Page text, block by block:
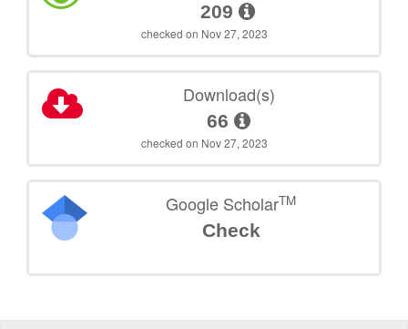
209
checked on Nov 27, 2023
Download(s)
66
checked on Nov 27, 2023
Google ScholarTM
Check